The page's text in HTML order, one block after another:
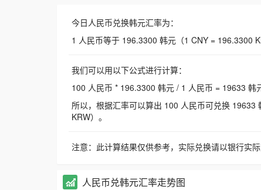
今日人民币兑换韩元汇率为：
1 人民币等于 196.3300 韩元（1 CNY = 196.3300
我们可以用以下公式进行计算：
100 人民币 * 196.3300 韩元 / 1 人民币 = 19633 韩
所以，根据汇率可以算出 100 人民币可兑换
KRW）。
注意：此计算结果仅供参考，实际兑换请以银行实际
人民币兑韩元汇率走势图